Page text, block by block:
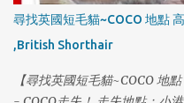
尋找英國短毛貓~COCO 地點
,British Shorthair
【尋找英國短毛貓~COCO 地